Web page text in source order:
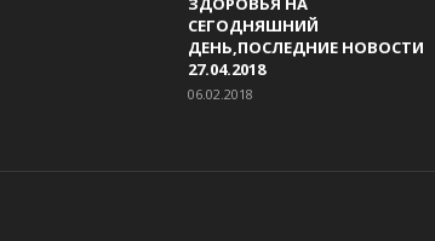
СЕГОДНЯШНИЙ
ДЕНЬ,ПОСЛЕДНИЕ НОВОСТИ
27.04.2018
06.02.2018